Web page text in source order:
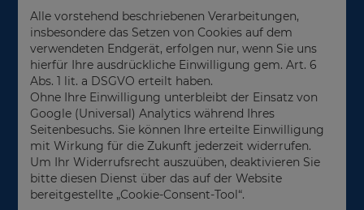
Alle vorstehend beschriebenen Verarbeitungen,
insbesondere das Setzen von Cookies auf dem
verwendeten Endgerät, erfolgen nur, wenn Sie uns
hierfür Ihre ausdrückliche Einwilligung gem. Art. 6
Abs. 1 lit. a DSGVO erteilt haben.
Ohne Ihre Einwilligung unterbleibt der Einsatz von
Google (Universal) Analytics während Ihres
Seitenbesuchs. Sie können Ihre erteilte Einwilligung
mit Wirkung für die Zukunft jederzeit widerrufen.
Um Ihr Widerrufsrecht auszuüben, deaktivieren Sie
bitte diesen Dienst über das auf der Website
bereitgestellte „Cookie-Consent-Tool“.